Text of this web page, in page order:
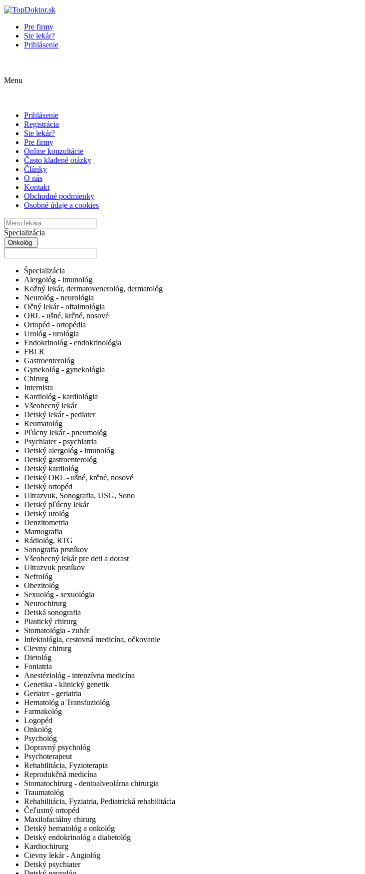
Pre firmy
Ste lekár?
Prihlásenie
Menu
Prihlásenie
Registrácia
Ste lekár?
Pre firmy
Online konzultácie
Často kladené otázky
Články
O nás
Kontakt
Obchodné podmienky
Osobné údaje a cookies
Špecializácia
Onkológ
Špecializácia
Alergológ - imunológ
Kožný lekár, dermatovenerológ, dermatológ
Neurológ - neurológia
Očný lekár - oftalmológia
ORL - ušné, krčné, nosové
Ortopéd - ortopédia
Urológ - urológia
Endokrinológ - endokrinológia
FBLR
Gastroenterológ
Gynekológ - gynekológia
Chirurg
Internista
Kardiológ - kardiológia
Všeobecný lekár
Detský lekár - pediater
Reumatológ
Pľúcny lekár - pneumológ
Psychiater - psychiatria
Detský alergológ - imunológ
Detský gastroenterológ
Detský kardiológ
Detský ORL - ušné, krčné, nosové
Detský ortopéd
Ultrazvuk, Sonografia, USG, Sono
Detský pľúcny lekár
Detský urológ
Denzitometria
Mamografia
Rádiológ, RTG
Sonografia prsníkov
Všeobecný lekár pre deti a dorast
Ultrazvuk prsníkov
Nefrológ
Obezitológ
Sexuológ - sexuológia
Neurochirurg
Detská sonografia
Plastický chirurg
Stomatológia - zubár
Infektológia, cestovná medicína, očkovanie
Cievny chirurg
Dietológ
Foniatria
Anestéziológ - intenzívna medicína
Genetika - klinický genetik
Geriater - geriatria
Hematológ a Transfuziológ
Farmakológ
Logopéd
Onkológ
Psychológ
Dopravný psychológ
Psychoterapeut
Rehabilitácia, Fyzioterapia
Reprodukčná medicína
Stomatochirurg - dentoalveolárna chirurgia
Traumatológ
Rehabilitácia, Fyziatria, Pediatrická rehabilitácia
Čeľustný ortopéd
Maxilofaciálny chirurg
Detský hematológ a onkológ
Detský endokrinológ a diabetológ
Kardiochirurg
Cievny lekár - Angiológ
Detský psychiater